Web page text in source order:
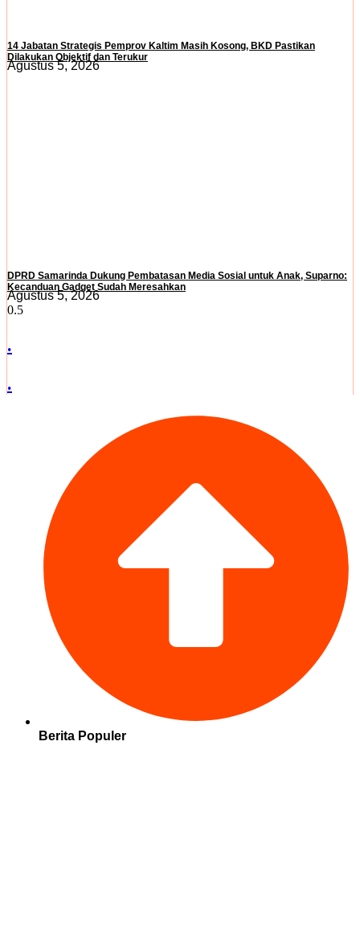
14 Jabatan Strategis Pemprov Kaltim Masih Kosong, BKD Pastikan
Dilakukan Objektif dan Terukur
Agustus 5, 2026
DPRD Samarinda Dukung Pembatasan Media Sosial untuk Anak, Suparno:
Kecanduan Gadget Sudah Meresahkan
Agustus 5, 2026
.
.
Berita Populer